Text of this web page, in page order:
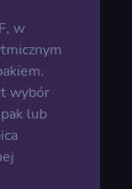
w
wybór
lub